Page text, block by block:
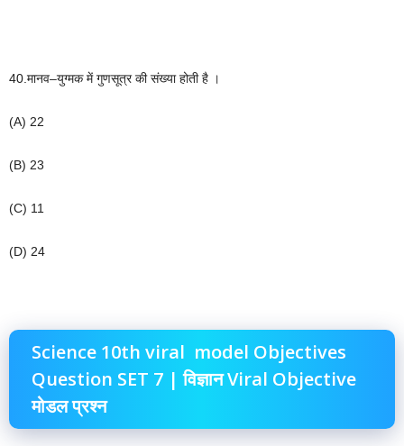
40. मानव–युग्मक में गुणसूत्र की संख्या होती है ।
(A) 22
(B) 23
(C) 11
(D) 24
Science 10th viral model Objectives
Question SET 7 | विज्ञान Viral Objective
मोडल प्रश्न